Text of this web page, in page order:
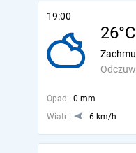
19:00
26°C
Opad: 0 mm
Wiatr:
6 km/h